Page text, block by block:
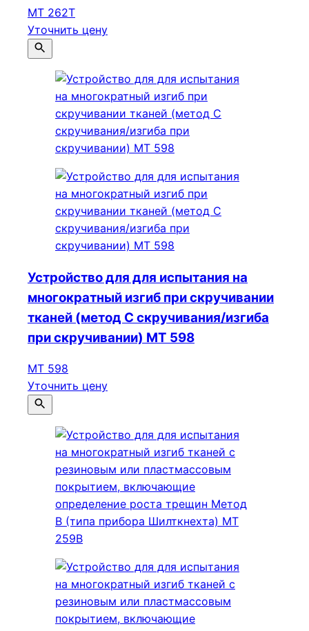
МТ 262Т
Уточнить цену
Устройство для для испытания на
многократный изгиб при скручивании
тканей (метод С скручивания/изгиба
при скручивании) МТ 598
МТ 598
Уточнить цену